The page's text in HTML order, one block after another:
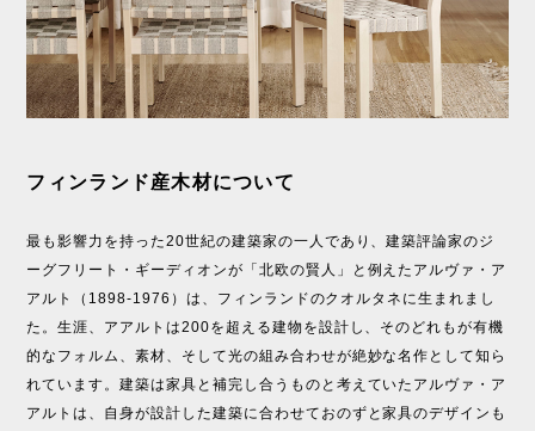
フィンランド産木材について
最も影響力を持った20世紀の建築家の一人であり、建築評論家のジ
ーグフリート・ギーディオンが「北欧の賢人」と例えたアルヴァ・ア
アルト（1898-1976）は、フィンランドのクオルタネに生まれまし
た。生涯、アアルトは200を超える建物を設計し、そのどれもが有機
的なフォルム、素材、そして光の組み合わせが絶妙な名作として知ら
れています。建築は家具と補完し合うものと考えていたアルヴァ・ア
アルトは、自身が設計した建築に合わせておのずと家具のデザインも